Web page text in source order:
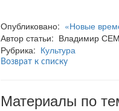
Опубликовано: «Новые
Автор статьи: Владимир
Рубрика: Культура
Возврат к списку
Материалы по